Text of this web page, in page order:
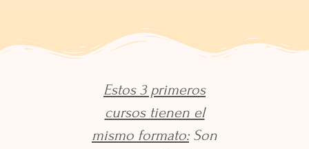
Estos 3 primeros
cursos tienen el
mismo formato:Son